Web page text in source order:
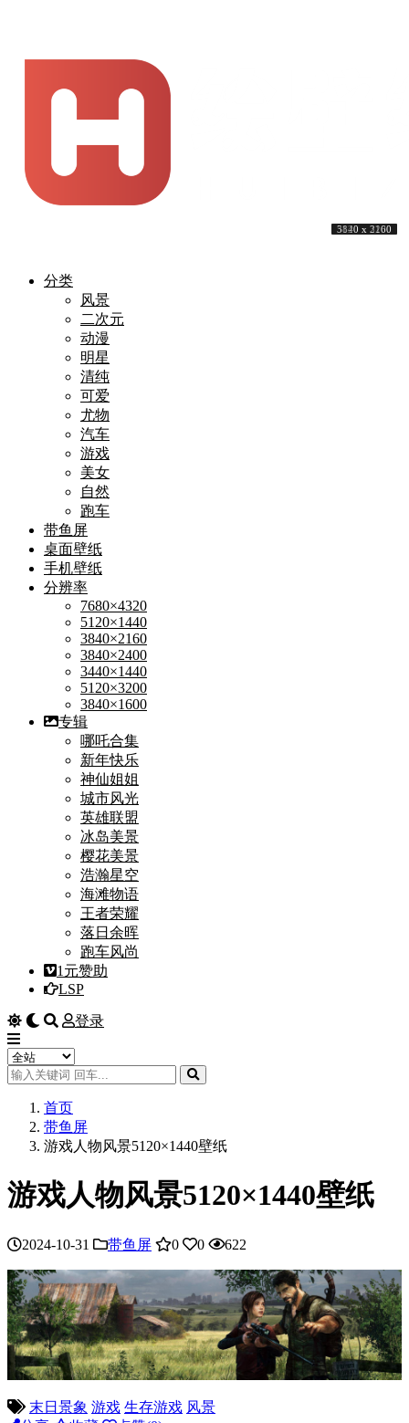
分类
风景
二次元
动漫
明星
清纯
可爱
尤物
汽车
游戏
美女
自然
跑车
带鱼屏
桌面壁纸
手机壁纸
分辨率
7680×4320
5120×1440
3840×2160
3840×2400
3440×1440
5120×3200
3840×1600
专辑
哪吒合集
新年快乐
神仙姐姐
城市风光
英雄联盟
冰岛美景
樱花美景
浩瀚星空
海滩物语
王者荣耀
落日余晖
跑车风尚
1元赞助
LSP
登录
首页
带鱼屏
游戏人物风景5120×1440壁纸
游戏人物风景5120×1440壁纸
2024-10-31 带鱼屏 0 0 622
末日景象 游戏 生存游戏 风景
5120 x 3200
3840 x 2160
3840 x 2160
5120 x 3200
3840 x 2160
3840 x 2160
3840 x 2160
5120 x 3200
5120 x 3200
3840 x 2160